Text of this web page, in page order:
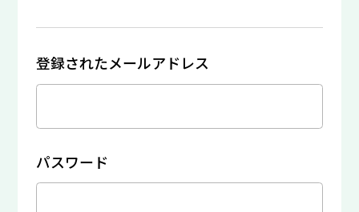
登録されたメールアドレス
パスワード